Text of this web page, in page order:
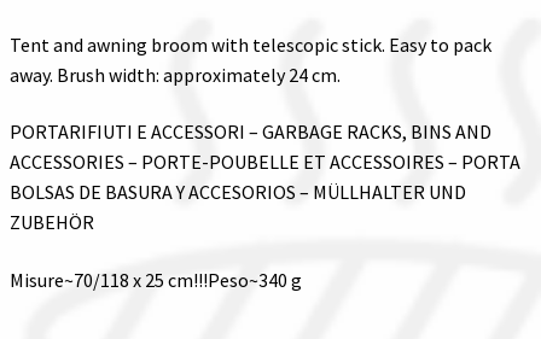
Tent and awning broom with telescopic stick. Easy to pack
away. Brush width: approximately 24 cm.
PORTARIFIUTI E ACCESSORI – GARBAGE RACKS, BINS AND
ACCESSORIES – PORTE-POUBELLE ET ACCESSOIRES – PORTA
BOLSAS DE BASURA Y ACCESORIOS – MÜLLHALTER UND
ZUBEHÖR
Misure~70/118 x 25 cm!!!Peso~340 g